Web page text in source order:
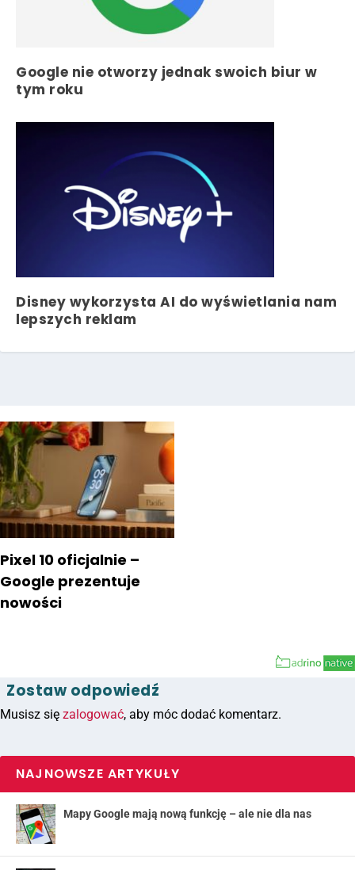
Google nie otworzy jednak swoich biur w
tym roku
Disney wykorzysta AI do wyświetlania nam
lepszych reklam
Pixel 10 oficjalnie –
Google prezentuje
nowości
Zostaw odpowiedź
Musisz się zalogować, aby móc dodać komentarz.
NAJNOWSZE ARTYKUŁY
Mapy Google mają nową funkcję – ale nie dla nas